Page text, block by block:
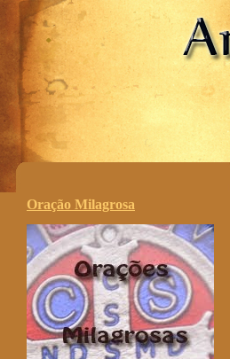
.
Oração Milagrosa